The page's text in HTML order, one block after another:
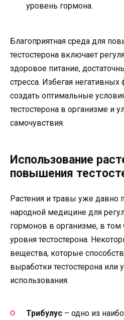
уровень гормона.
Благоприятная среда для
тестостерона включает
здоровое питание,
стресса. Избегая
создать оптимальные
тестостерона в организме и
самочувствия.
Использование
повышения
Растения и травы уже давно
народной медицине для
гормонов в организме, в
уровня тестостерона.
вещества, которые
выработки тестостерона
использования.
Трибулус – одно из